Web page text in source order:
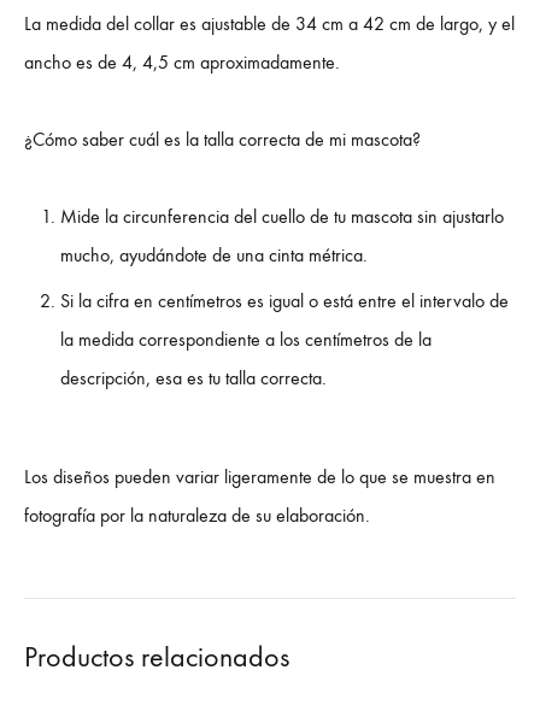
La medida del collar es ajustable de 34 cm a 42 cm de largo, y el
ancho es de 4, 4,5 cm aproximadamente.
¿Cómo saber cuál es la talla correcta de mi mascota?
Mide la circunferencia del cuello de tu mascota sin ajustarlo
mucho, ayudándote de una cinta métrica.
Si la cifra en centímetros es igual o está entre el intervalo de
la medida correspondiente a los centímetros de la
descripción, esa es tu talla correcta.
Los diseños pueden variar ligeramente de lo que se muestra en
fotografía por la naturaleza de su elaboración.
Productos relacionados